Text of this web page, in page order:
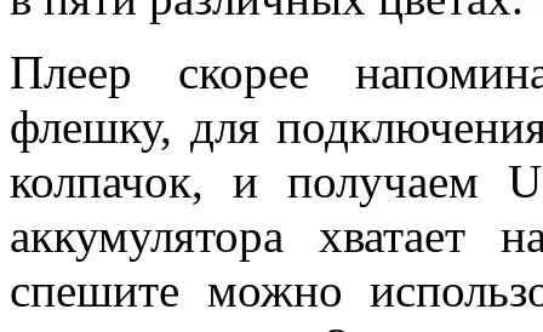
Плеер скорее
флешку, для
колпачок, и получаем
аккумулятора
спешите можно